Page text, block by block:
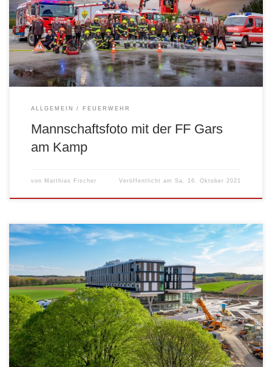
ALLGEMEIN FEUERWEHR
Mannschaftsfoto mit der FF Gars
am Kamp
von Matthias Fischer Veröffentlicht amSa, 16. Oktober 2021
Folgender Link führt zu 360°-
Panoramen: http://www.fims.at/panorama/bva